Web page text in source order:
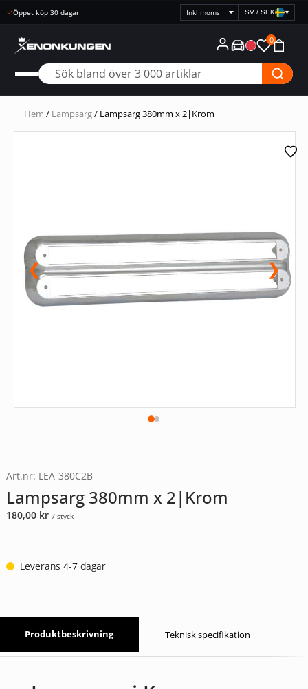
Snabb leverans
Välj
prisvisning
SV / SEK ▾
0
Hem / Lampsarg/ Lampsarg 380mm x 2|Krom
❮ ❯
Art.nr: LEA-380C2B
Lampsarg 380mm x 2|Krom
180,00 kr / styck
Leverans 4-7 dagar
Produktbeskrivning Teknisk specifikation